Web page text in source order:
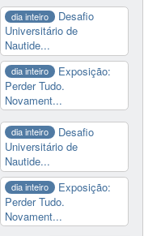
dia inteiro
Desafio
Universitário de
Nautide...
dia inteiro
Exposição:
Perder Tudo.
Novament...
dia inteiro
Desafio
Universitário de
Nautide...
dia inteiro
Exposição:
Perder Tudo.
Novament...